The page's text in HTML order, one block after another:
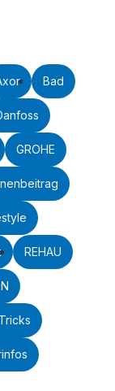
Bad
GROHE
REHAU